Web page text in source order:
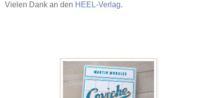
Vielen Dank an den HEEL-Verlag.